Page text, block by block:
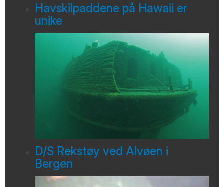
Havskilpaddene på Hawaii er
unike
D/S Rekstøy ved Alvøen i
Bergen